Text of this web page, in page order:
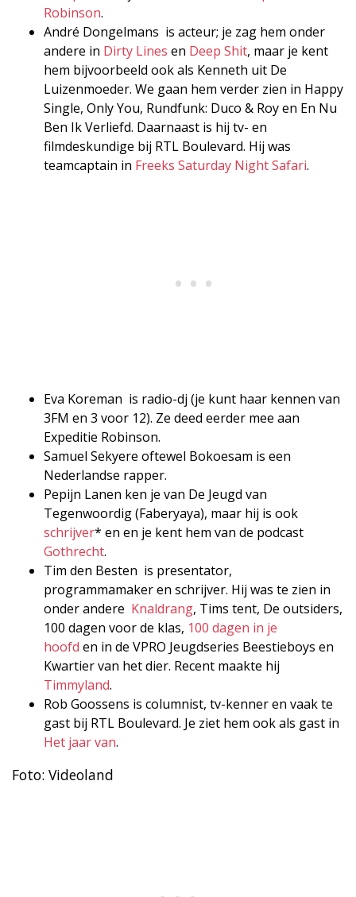
Robinson.
André Dongelmans is acteur; je zag hem onder
andere in Dirty Lines en Deep Shit, maar je kent
hem bijvoorbeeld ook als Kenneth uit De
Luizenmoeder. We gaan hem verder zien in Happy
Single, Only You, Rundfunk: Duco & Roy en En Nu
Ben Ik Verliefd. Daarnaast is hij tv- en
filmdeskundige bij RTL Boulevard. Hij was
teamcaptain in Freeks Saturday Night Safari.
Eva Koreman is radio-dj (je kunt haar kennen van
3FM en 3 voor 12). Ze deed eerder mee aan
Expeditie Robinson.
Samuel Sekyere oftewel Bokoesam is een
Nederlandse rapper.
Pepijn Lanen ken je van De Jeugd van
Tegenwoordig (Faberyaya), maar hij is ook
schrijver* en en je kent hem van de podcast
Gothrecht.
Tim den Besten is presentator,
programmamaker en schrijver. Hij was te zien in
onder andere Knaldrang, Tims tent, De outsiders,
100 dagen voor de klas, 100 dagen in je
hoofd en in de VPRO Jeugdseries Beestieboys en
Kwartier van het dier. Recent maakte hij
Timmyland.
Rob Goossens is columnist, tv-kenner en vaak te
gast bij RTL Boulevard. Je ziet hem ook als gast in
Het jaar van.
Foto: Videoland